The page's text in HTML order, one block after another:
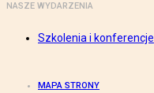
NASZE WYDARZENIA
Szkolenia i konferencje
MAPA STRONY